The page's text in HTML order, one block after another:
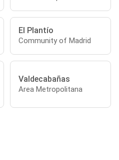
El Plantío
Community of Madrid
Valdecabañas
Area Metropolitana